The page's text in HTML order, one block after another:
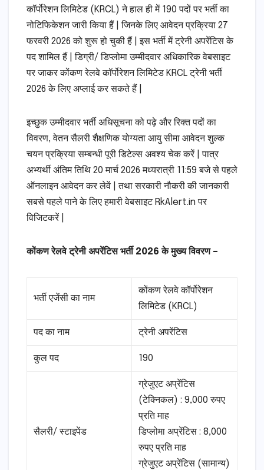
कॉर्पोरेशन लिमिटेड (KRCL) ने हाल ही में 190 पदों पर भर्ती का
नोटिफिकेशन जारी किया हैं | जिनके लिए आवेदन प्रक्रिया 27
फरवरी 2026 को शुरू हो चुकी हैं | इस भर्ती में ट्रेनी अपरेंटिस के
पद शामिल हैं | डिग्री/ डिप्लोमा उम्मीदवार अधिकारिक वेबसाइट
पर जाकर कोंकण रेलवे कॉर्पोरेशन लिमिटेड KRCL ट्रेनी भर्ती
2026 के लिए अप्लाई कर सकते हैं |
इच्छुक उम्मीदवार भर्ती अधिसूचना को पढ़े और रिक्त पदों का
विवरण, वेतन सैलरी शैक्षणिक योग्यता आयु सीमा आवेदन शुल्क
चयन प्रक्रिया सम्बन्धी पूरी डिटेल्स अवश्य चेक करें | पात्र
अभ्यर्थी अंतिम तिथि 20 मार्च 2026 मध्यरात्री 11:59 बजे से पहले
ऑनलाइन आवेदन कर लेवें | तथा सरकारी नौकरी की जानकारी
सबसे पहले पाने के लिए हमारी वेबसाइट RkAlert.in पर
विजिटकरें |
कोंकण रेलवे ट्रेनी अपरेंटिस भर्ती 2026 के मुख्य विवरण –
भर्ती एजेंसी का नाम
कोंकण रेलवे कॉर्पोरेशन
लिमिटेड (KRCL)
पद का नाम ट्रेनी अपरेंटिस
कुल पद 190
सैलरी/ स्टाइपेंड
ग्रेजुएट अप्रेंटिस
(टेक्निकल) : 9,000 रुपए
प्रति माह
डिप्लोमा अप्रेंटिस : 8,000
रुपए प्रति माह
ग्रेजुएट अप्रेंटिस (सामान्य)